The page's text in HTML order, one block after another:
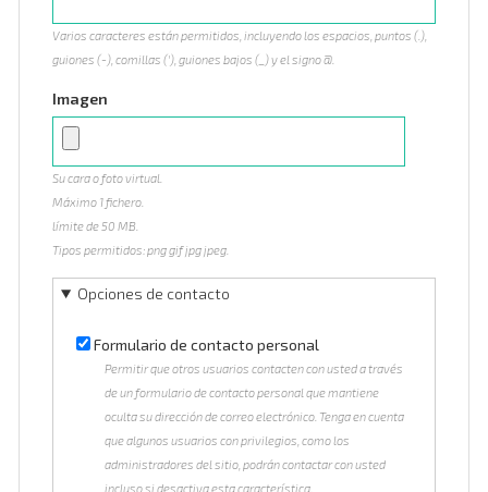
Varios caracteres están permitidos, incluyendo los espacios, puntos (.),
guiones (-), comillas ('), guiones bajos (_) y el signo @.
Imagen
Su cara o foto virtual.
Máximo 1 fichero.
límite de 50 MB.
Tipos permitidos: png gif jpg jpeg.
Opciones de contacto
Formulario de contacto personal
Permitir que otros usuarios contacten con usted a través
de un formulario de contacto personal que mantiene
oculta su dirección de correo electrónico. Tenga en cuenta
que algunos usuarios con privilegios, como los
administradores del sitio, podrán contactar con usted
incluso si desactiva esta característica.